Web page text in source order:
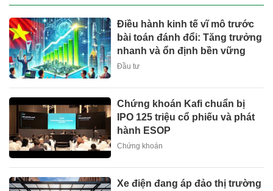
Điều hành kinh tế vĩ mô trước
bài toán đánh đổi: Tăng trưởng
nhanh và ổn định bền vững
Đầu tư
Chứng khoán Kafi chuẩn bị
IPO 125 triệu cổ phiếu và phát
hành ESOP
Chứng khoán
Xe điện đang áp đảo thị trường